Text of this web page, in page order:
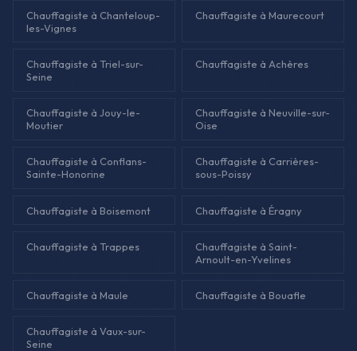
Chauffagiste à Chanteloup-
les-Vignes
Chauffagiste à Maurecourt
Chauffagiste à Triel-sur-
Seine
Chauffagiste à Achères
Chauffagiste à Jouy-le-
Moutier
Chauffagiste à Neuville-sur-
Oise
Chauffagiste à Conflans-
Sainte-Honorine
Chauffagiste à Carrières-
sous-Poissy
Chauffagiste à Boisemont Chauffagiste à Éragny
Chauffagiste à Trappes
Chauffagiste à Saint-
Arnoult-en-Yvelines
Chauffagiste à Maule Chauffagiste à Bouafle
Chauffagiste à Vaux-sur-
Seine